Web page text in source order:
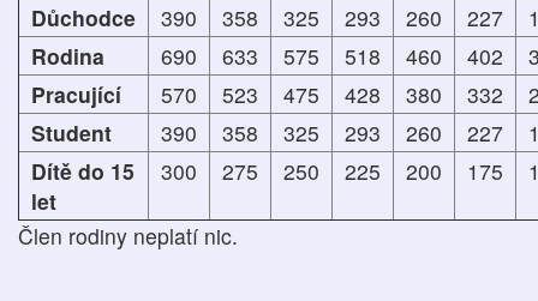
Důchodce
390 358 325 293 260 227
Rodina
690 633 575 518 460 402
Pracující
570 523 475 428 380 332
Student
390 358 325 293 260 227
Dítě do 15
let
300 275 250 225 200 175
Člen rodiny neplatí nic.